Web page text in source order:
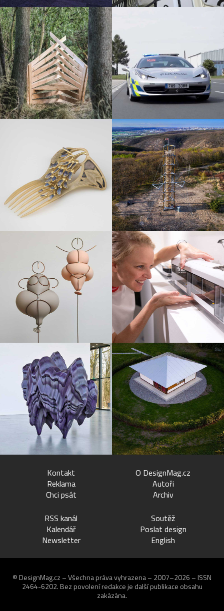
Kontakt
Reklama
Chci psát
O DesignMag.cz
Autoři
Archiv
RSS kanál
Kalendář
Newsletter
Soutěž
Poslat design
English
© DesignMag.cz – Všechna práva vyhrazena – 2007–2026 – ISSN
2464-6202. Bez povolení redakce je další publikace obsahu
zakázána.